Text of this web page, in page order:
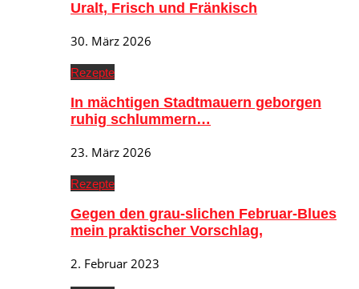
Uralt, Frisch und Fränkisch
30. März 2026
Rezepte
In mächtigen Stadtmauern geborgen
ruhig schlummern…
23. März 2026
Rezepte
Gegen den grau-slichen Februar-Blues
mein praktischer Vorschlag,
2. Februar 2023